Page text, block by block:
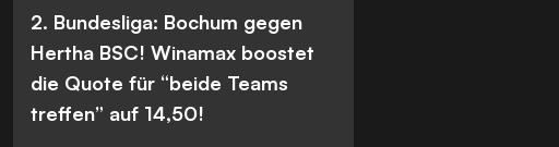
2. Bundesliga: Bochum gegen
Hertha BSC! Winamax boostet
die Quote für “beide Teams
treffen” auf 14,50!